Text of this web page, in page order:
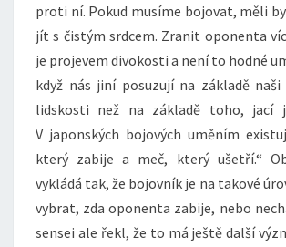
proti ní. Pokud musíme bojovat, měli
jít s čistým srdcem. Zranit oponenta
je projevem divokosti a není to hodné
když nás jiní posuzují na základě
lidskosti než na základě toho, jací
V japonských bojových uměním
který zabije a meč, který ušetří.“
vykládá tak, že bojovník je na takové
vybrat, zda oponenta zabije, nebo
sensei ale řekl, že to má ještě další